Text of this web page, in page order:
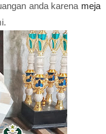
anda karena meja